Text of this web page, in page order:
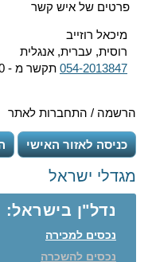
פרטים של איש קשר
מיכאל רוזייב
רוסית, עברית, אנגלית
054-2013847 תקשר מ - 00:00 ועד - 00:00
הרשמה / התחברות לאתר
כניסה לאזור האישי
מגדלי ישראל
נדל"ן בישראל:
נכסים למכירה
נכסים להשכרה